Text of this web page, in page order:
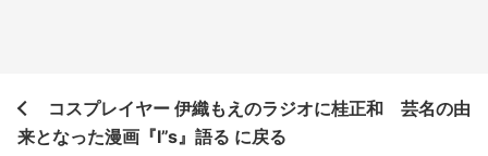
コスプレイヤー 伊織もえのラジオに桂正和 芸名の由
来となった漫画『I”s』語る に戻る